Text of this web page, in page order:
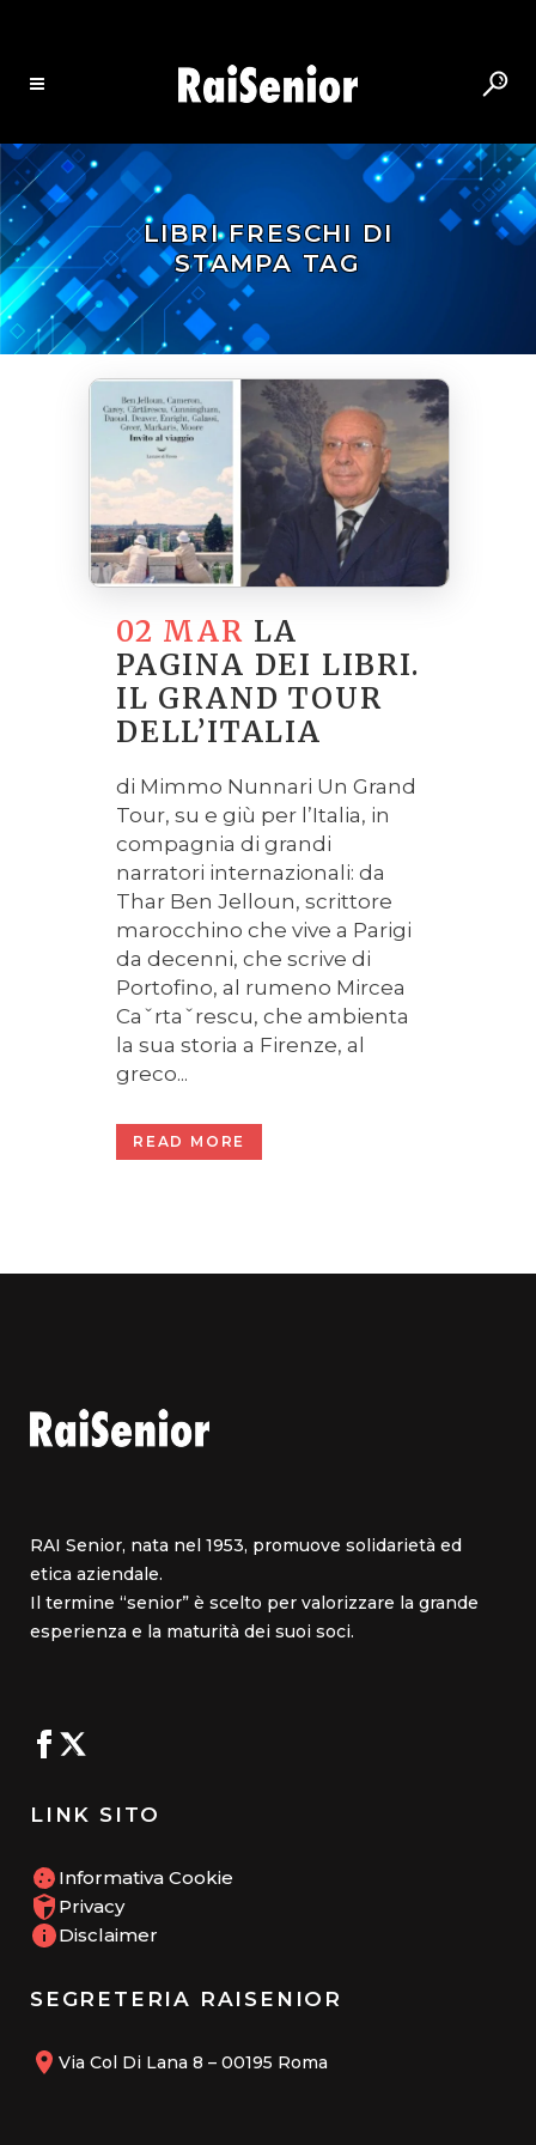
LIBRI FRESCHI DI
STAMPA TAG
02 MAR LA
PAGINA DEI LIBRI.
IL GRAND TOUR
DELL’ITALIA
di Mimmo Nunnari Un Grand
Tour, su e giù per l’Italia, in
compagnia di grandi
narratori internazionali: da
Thar Ben Jelloun, scrittore
marocchino che vive a Parigi
da decenni, che scrive di
Portofino, al rumeno Mircea
Caˇrtaˇrescu, che ambienta
la sua storia a Firenze, al
greco...
READ MORE
RAI Senior, nata nel 1953, promuove solidarietà ed
etica aziendale.
Il termine “senior” è scelto per valorizzare la grande
esperienza e la maturità dei suoi soci.
LINK SITO
Informativa Cookie
Privacy
Disclaimer
SEGRETERIA RAISENIOR
Via Col Di Lana 8 – 00195 Roma